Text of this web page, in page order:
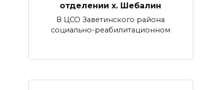
отделении х. Шебалин
В ЦСО Заветинского района
социально-реабилитационном